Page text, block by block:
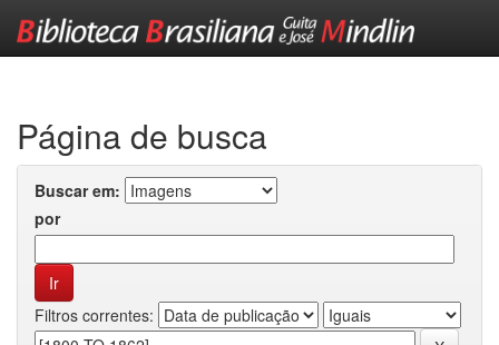
Página de busca
Buscar em:
por
Filtros correntes: